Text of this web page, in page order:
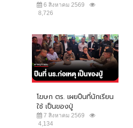
6 สิงหาคม 2569
8,726
โฆษก ตร. เผยปืนที่นักเรียน
ใช้ เป็นของปู่
7 สิงหาคม 2569
4,134